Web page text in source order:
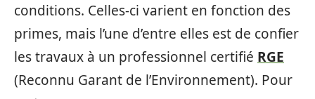
conditions. Celles-ci varient en fonction des
primes, mais l’une d’entre elles est de confier
les travaux à un professionnel certifié RGE
(Reconnu Garant de l’Environnement). Pour